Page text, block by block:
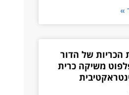
»
הכריות של הדור
משיקה כרית